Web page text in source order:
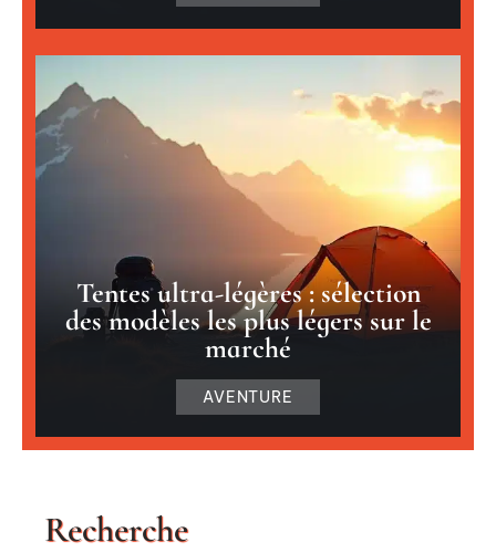
Tentes ultra-légères : sélection
des modèles les plus légers sur le
marché
AVENTURE
Recherche